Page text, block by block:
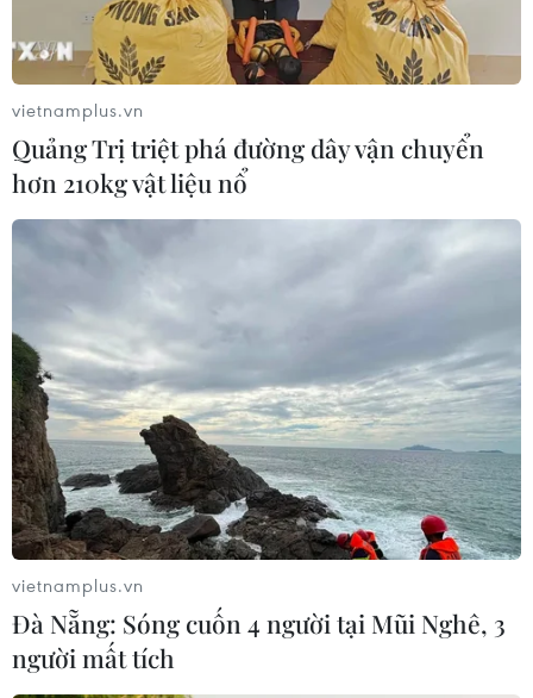
vietnamplus.vn
Quảng Trị triệt phá đường dây vận chuyển
hơn 210kg vật liệu nổ
vietnamplus.vn
Đà Nẵng: Sóng cuốn 4 người tại Mũi Nghê, 3
người mất tích